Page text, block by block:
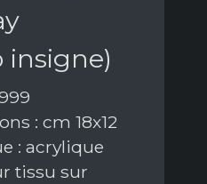
insigne)
: cm 18x12
: acrylique
tissu sur